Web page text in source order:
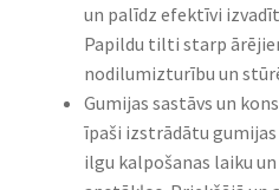
un palīdz efektīvi
Papildu tilti starp
nodilumizturību un
Gumijas sastāvs un
īpaši izstrādātu
ilgu kalpošanas laiku